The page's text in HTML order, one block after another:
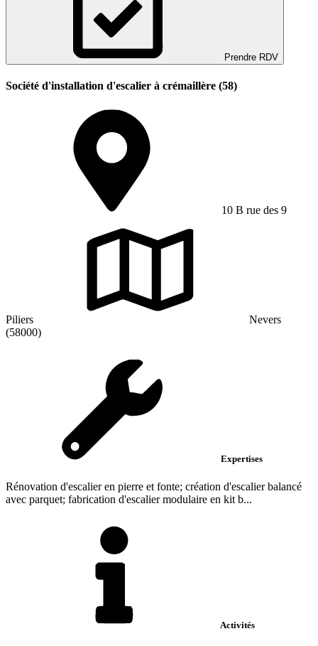
Prendre RDV
Société d'installation d'escalier à crémaillère (58)
10 B rue des 9
Piliers
Nevers
(58000)
Expertises
Rénovation d'escalier en pierre et fonte; création d'escalier balancé
avec parquet; fabrication d'escalier modulaire en kit b...
Activités